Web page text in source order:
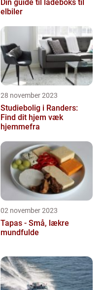
Din guide til ladeboks til
elbiler
28 november 2023
Studiebolig i Randers:
Find dit hjem væk
hjemmefra
02 november 2023
Tapas - Små, lækre
mundfulde